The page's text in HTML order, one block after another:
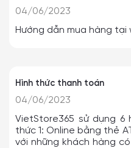
04/06/2023
Hướng dẫn mua hàng
Hình thức thanh toán
04/06/2023
VietStore365 sử dụng
thức 1: Online bằng thẻ
với những khách hàng